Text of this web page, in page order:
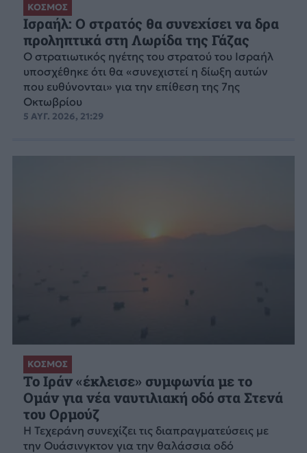
ΚΟΣΜΟΣ
Ισραήλ: Ο στρατός θα συνεχίσει να δρα
προληπτικά στη Λωρίδα της Γάζας
Ο στρατιωτικός ηγέτης του στρατού του Ισραήλ
υποσχέθηκε ότι θα «συνεχιστεί η δίωξη αυτών
που ευθύνονται» για την επίθεση της 7ης
Οκτωβρίου
5 ΑΥΓ. 2026, 21:29
ΚΟΣΜΟΣ
Το Ιράν «έκλεισε» συμφωνία με το
Ομάν για νέα ναυτιλιακή οδό στα Στενά
του Ορμούζ
Η Τεχεράνη συνεχίζει τις διαπραγματεύσεις με
την Ουάσινγκτον για την θαλάσσια οδό